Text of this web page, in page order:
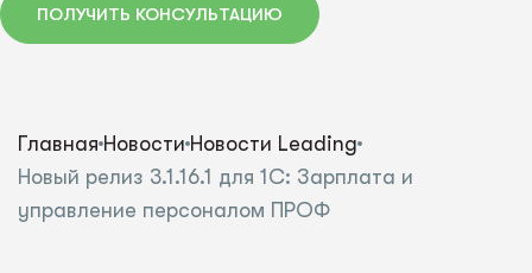
ПОЛУЧИТЬ КОНСУЛЬТАЦИЮ
Главная Новости Новости Leading
Новый релиз 3.1.16.1 для 1С: Зарплата и
управление персоналом ПРОФ